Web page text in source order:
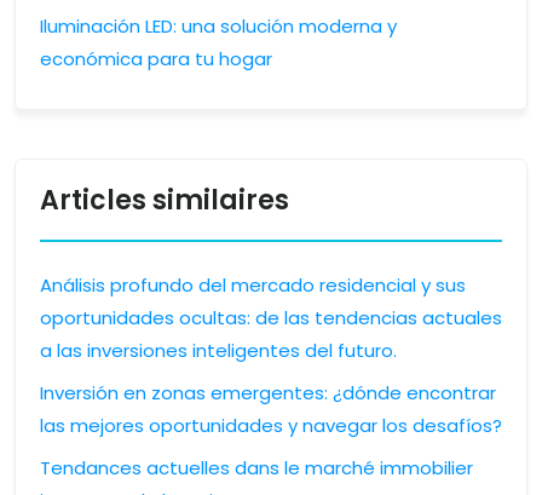
Iluminación LED: una solución moderna y
económica para tu hogar
Articles similaires
Análisis profundo del mercado residencial y sus
oportunidades ocultas: de las tendencias actuales
a las inversiones inteligentes del futuro.
Inversión en zonas emergentes: ¿dónde encontrar
las mejores oportunidades y navegar los desafíos?
Tendances actuelles dans le marché immobilier